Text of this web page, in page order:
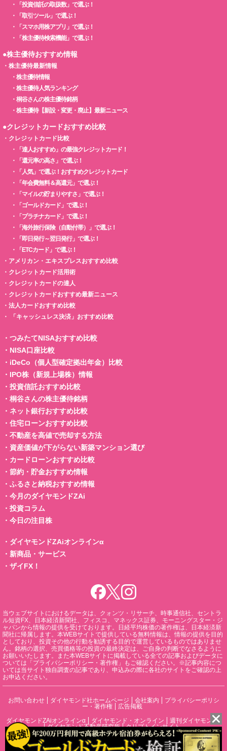
・
「投資信託の取扱数」で選ぶ！
・
「取引ツール」で選ぶ！
・
「スマホ用株アプリ」で選ぶ！
・
「株主優待検索機能」で選ぶ！
●株主優待おすすめ情報
・ 株主優待最新情報
・ 株主優待情報
・ 株主優待人気ランキング
・ 桐谷さんの株主優待銘柄
・ 株主優待【新設・変更・廃止】最新ニュース
●クレジットカードおすすめ比較
・ クレジットカード比較
・
「達人おすすめ」の最強クレジットカード！
・
「還元率の高さ」で選ぶ！
・
「人気」で選ぶ！おすすめクレジットカード
・
「年会費無料＆高還元」で選ぶ！
・
「マイルの貯まりやすさ」で選ぶ！
・
「ゴールドカード」で選ぶ！
・
「プラチナカード」で選ぶ！
・
「海外旅行保険（自動付帯）」で選ぶ！
・
「即日発行～翌日発行」で選ぶ！
・
「ETCカード」で選ぶ！
・ アメリカン・エキスプレスおすすめ比較
・ クレジットカード活用術
・ クレジットカードの達人
・ クレジットカードおすすめ最新ニュース
・ 法人カードおすすめ比較
・
「キャッシュレス決済」おすすめ比較
・ つみたてNISAおすすめ比較
・ NISA口座比較
・ iDeCo（個人型確定拠出年金）比較
・ IPO株（新規上場株）情報
・ 投資信託おすすめ比較
・ 桐谷さんの株主優待銘柄
・ ネット銀行おすすめ比較
・ 住宅ローンおすすめ比較
・ 不動産を高値で売却する方法
・ 資産価値が下がらない新築マンション選び
・ カードローンおすすめ比較
・ 節約・貯金おすすめ情報
・ ふるさと納税おすすめ情報
・ 今月のダイヤモンドZAi
・ 投資コラム
・ 今日の注目株
・ ダイヤモンドZAiオンラインα
・ 新商品・サービス
・ ザイFX！
当ウェブサイトにおけるデータは、クォンツ・リサーチ、時事通信社、セントラ
ル短資FX、日本経済新聞社、フィスコ、マネックス証券、モーニングスター・ジ
ャパンから情報の提供を受けております。日経平均株価の著作権は、日本経済新
聞社に帰属します。本WEBサイトで提供している無料情報は、情報の提供を目的
としており、投資その他の行動を勧誘する目的で運営しているものではありませ
ん。銘柄の選択、売買価格等の投資の最終決定は、ご自身の判断でなさるように
お願いいたします。また本WEBサイトに掲載している全ての記事およびデータに
ついては「プライバシーポリシー・著作権」もご確認ください。※記事内容につ
いては当サイト独自調査の記事であり、申込みの際に各社のサイトをご確認の上
お申込ください。
お問い合わせ ダイヤモンド社ホームページ 会社案内
プライバシーポリシ
ー・著作権
広告掲載
ダイヤモンドZAiオンラインα
ダイヤモンド・オンライン
週刊ダイヤモンド
ダイヤモンド不動産研究所
クリプトインサイト
DIAMONDハーバード・ビジネス・レビュー
書籍オンライン